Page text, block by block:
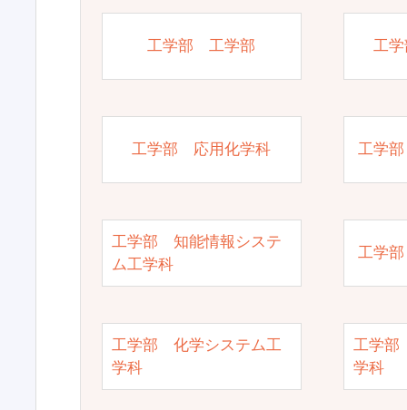
工学部 工学部 工
工学部 応用化学科 工学
工学部 知能情報システ
ム工学科
工学
工学部 化学システム工
学科
工学部
学科